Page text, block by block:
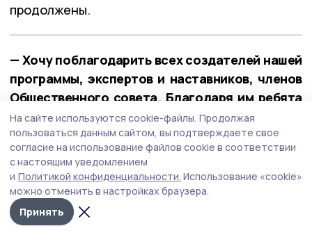
продолжены.
— Хочу поблагодарить всех создателей нашей
программы, экспертов и наставников, членов
Общественного совета. Благодаря им ребята
не только получили всю необходимую
информацию, но и приобрели ценный
практический опыт, — отметил губернатор.
Сохранение исторической памяти
Глава области в завершение недели провёл
На сайте используются cookie-файлы. Продолжая
пользоваться данным сайтом, вы подтверждаете свое
согласие на использование файлов cookie в соответствии
с настоящим уведомлением
и Политикой конфиденциальности. Использование «cookie»
можно отменить в настройках браузера.
Принять